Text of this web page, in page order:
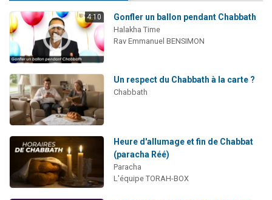
4:10 Gonfler un ballon pendant Chabbath
Halakha Time
Rav Emmanuel BENSIMON
Un respect du Chabbath à la carte ?
Chabbath
Heure d'allumage et fin de Chabbat
(paracha Réé)
Paracha
L'équipe TORAH-BOX